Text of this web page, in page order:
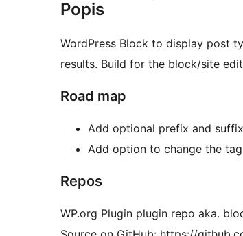
Popis
WordPress Block to display post
results. Build for the block/site
Road map
Add optional prefix and suffix
Add option to change the
Repos
WP.org Plugin plugin repo aka.